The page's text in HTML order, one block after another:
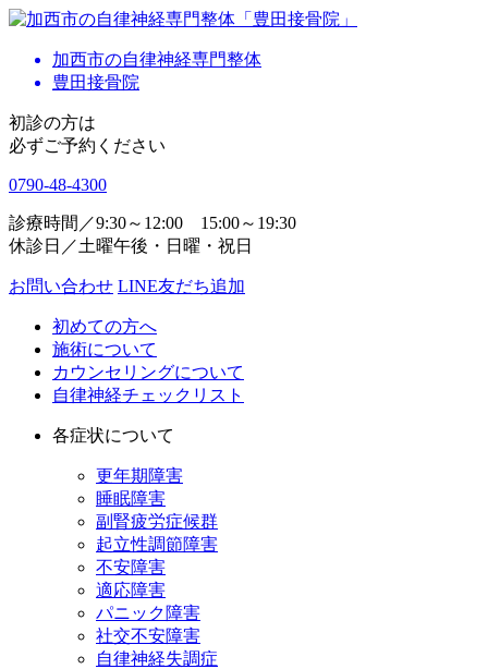
加西市の自律神経専門整体
豊田接骨院
初診の方は
必ずご予約ください
0790-48-4300
診療時間／9:30～12:00 15:00～19:30
休診日／土曜午後・日曜・祝日
お問い合わせ LINE友だち追加
初めての方へ
施術について
カウンセリングについて
自律神経チェックリスト
各症状について
更年期障害
睡眠障害
副腎疲労症候群
起立性調節障害
不安障害
適応障害
パニック障害
社交不安障害
自律神経失調症